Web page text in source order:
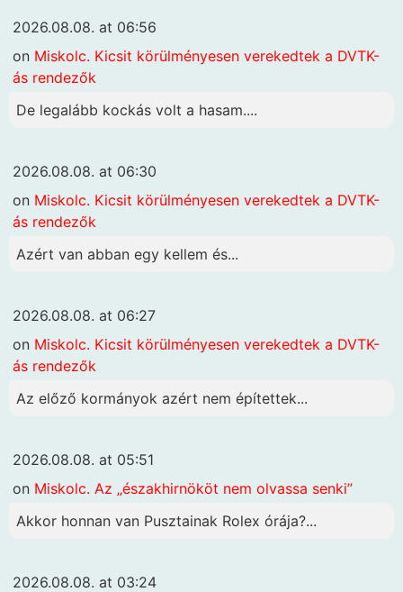
2026.08.08. at 06:56
on Miskolc. Kicsit körülményesen verekedtek a DVTK-
ás rendezők
De legalább kockás volt a hasam....
2026.08.08. at 06:30
on Miskolc. Kicsit körülményesen verekedtek a DVTK-
ás rendezők
Azért van abban egy kellem és...
2026.08.08. at 06:27
on Miskolc. Kicsit körülményesen verekedtek a DVTK-
ás rendezők
Az előző kormányok azért nem építettek...
2026.08.08. at 05:51
on Miskolc. Az „északhirnököt nem olvassa senki”
Akkor honnan van Pusztainak Rolex órája?...
2026.08.08. at 03:24